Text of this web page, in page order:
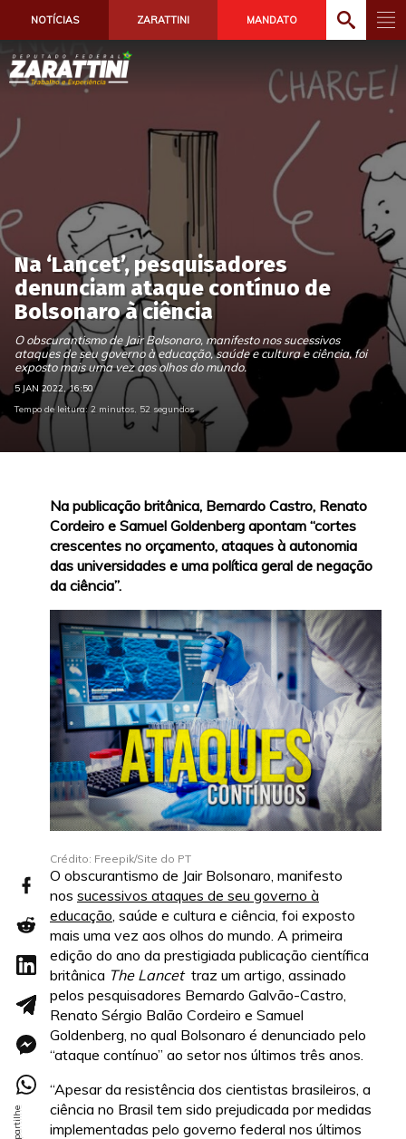
NOTÍCIAS ZARATTINI MANDATO
Na ‘Lancet’, pesquisadores
denunciam ataque contínuo de
Bolsonaro à ciência
O obscurantismo de Jair Bolsonaro, manifesto nos sucessivos
ataques de seu governo à educação, saúde e cultura e ciência, foi
exposto mais uma vez aos olhos do mundo.
5 JAN 2022, 16:50
Tempo de leitura: 2 minutos, 52 segundos
Na publicação britânica, Bernardo Castro, Renato
Cordeiro e Samuel Goldenberg apontam “cortes
crescentes no orçamento, ataques à autonomia
das universidades e uma política geral de negação
da ciência”.
Crédito: Freepik/Site do PT
O obscurantismo de Jair Bolsonaro, manifesto
nos sucessivos ataques de seu governo à
educação, saúde e cultura e ciência, foi exposto
mais uma vez aos olhos do mundo. A primeira
edição do ano da prestigiada publicação científica
britânica The Lancet traz um artigo, assinado
pelos pesquisadores Bernardo Galvão-Castro,
Renato Sérgio Balão Cordeiro e Samuel
Goldenberg, no qual Bolsonaro é denunciado pelo
“ataque contínuo” ao setor nos últimos três anos.
“Apesar da resistência dos cientistas brasileiros, a
ciência no Brasil tem sido prejudicada por medidas
implementadas pelo governo federal nos últimos